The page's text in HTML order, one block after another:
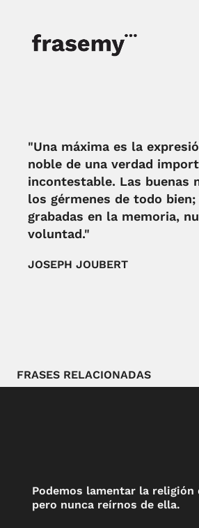
"Una máxima es la
noble de una verdad
incontestable. Las buenas
los gérmenes de todo
grabadas en la memoria,
voluntad."
JOSEPH JOUBERT
FRASES RELACIONADAS
Podemos lamentar la religión
pero nunca reírnos de ella.